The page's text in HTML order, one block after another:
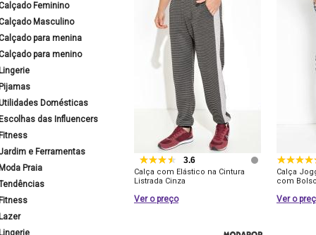
Feminino
Masculino
para menina
para menino
Domésticas
das Influencers
e Ferramentas
Praia
3.6
Calça com Elástico na Cintura
Listrada Cinza
Ver o preço
Calça
com
Ver o